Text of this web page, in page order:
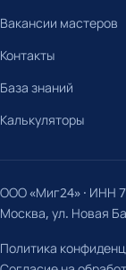
Вакансии мастеров
Контакты
База знаний
Калькуляторы
ООО «Миг24» · ИНН
Москва, ул. Новая
Политика